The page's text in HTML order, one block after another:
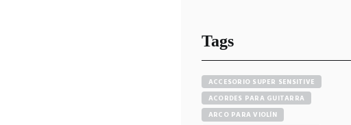
Tags
ACCESORIO SUPER SENSITIVE
ACORDES PARA GUITARRA
ARCO PARA VIOLÍN